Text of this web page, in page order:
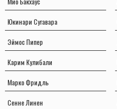
Юкинари Сугавара
Эймос Пипер
Карим Кулибали
Марко Фридль
Сенне Линен